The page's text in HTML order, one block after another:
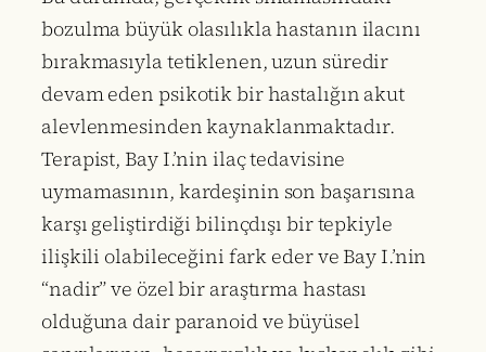
bozulma büyük olasılıkla hastanın ilacını
bırakmasıyla tetiklenen, uzun süredir
devam eden psikotik bir hastalığın akut
alevlenmesinden kaynaklanmaktadır.
Terapist, Bay I.’nin ilaç tedavisine
uymamasının, kardeşinin son başarısına
karşı geliştirdiği bilinçdışı bir tepkiyle
ilişkili olabileceğini fark eder ve Bay I.’nin
“nadir” ve özel bir araştırma hastası
olduğuna dair paranoid ve büyüsel